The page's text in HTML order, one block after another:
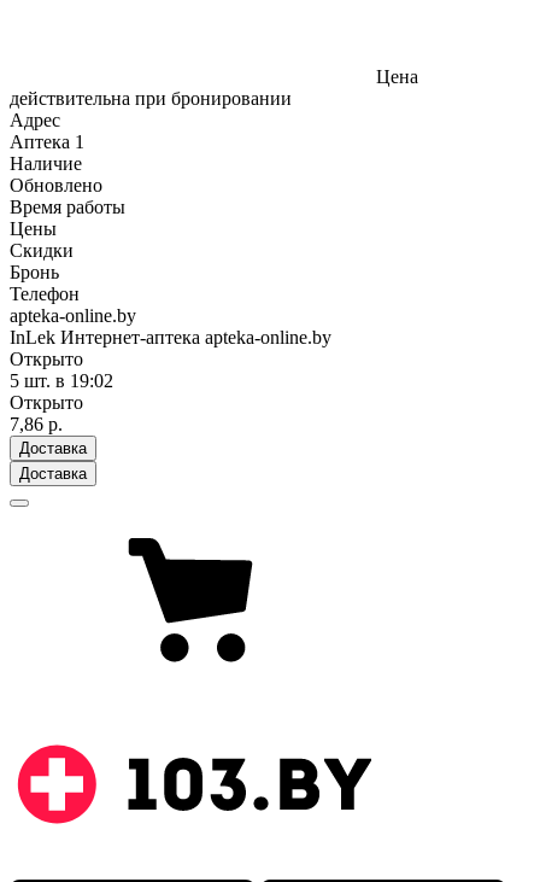
Цена
действительна при бронировании
Адрес
Аптека 1
Наличие
Обновлено
Время работы
Цены
Скидки
Бронь
Телефон
apteka-online.by
InLek Интернет-аптека apteka-online.by
Открыто
5 шт. в 19:02
Открыто
7,86 р.
Доставка
Доставка